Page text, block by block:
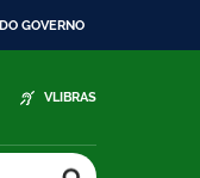
GOVERNO
VLIBRAS